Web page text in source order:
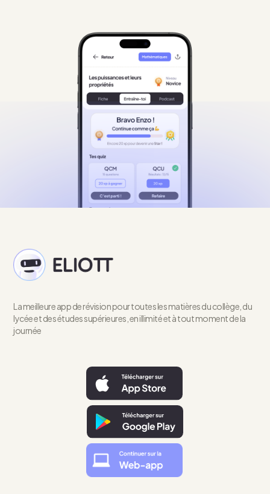
La meilleure app de révision pour toutes les matières du collège, du
lycée et des études supérieures, en illimité et à tout moment de la
journée